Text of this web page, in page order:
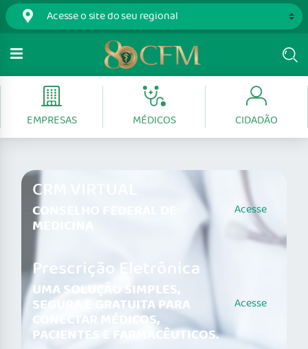
EMPRESAS MÉDICOS CIDADÃO
CRM VIRTUAL
CONSELHO FEDERAL DE
MEDICINA
Acesse
Prescrição Eletrônica
UMA SOLUÇÃO SIMPLES,
SEGURA E GRATUITA PARA
CONECTAR MÉDICOS,
PACIENTES E FARMACÊUTICOS.
Acesse